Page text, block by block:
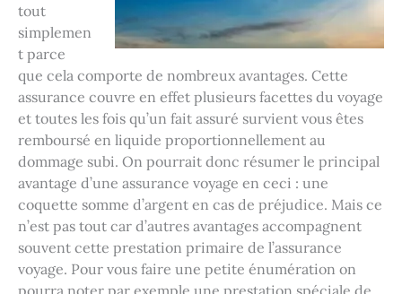
tout
simplemen
t parce
que cela comporte de nombreux avantages. Cette
assurance couvre en effet plusieurs facettes du voyage
et toutes les fois qu’un fait assuré survient vous êtes
remboursé en liquide proportionnellement au
dommage subi. On pourrait donc résumer le principal
avantage d’une assurance voyage en ceci : une
coquette somme d’argent en cas de préjudice. Mais ce
n’est pas tout car d’autres avantages accompagnent
souvent cette prestation primaire de l’assurance
voyage. Pour vous faire une petite énumération on